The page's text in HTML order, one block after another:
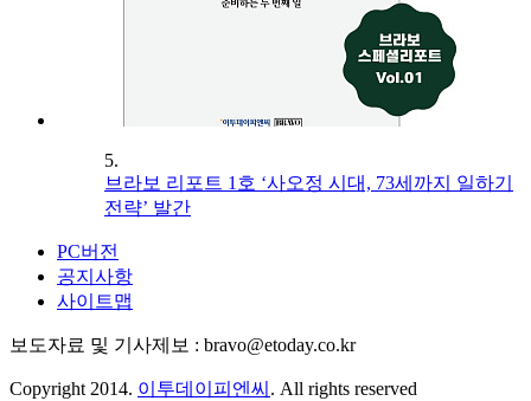
5.
브라보 리포트 1호 ‘사오정 시대, 73세까지 일하기
전략’ 발간
PC버전
공지사항
사이트맵
보도자료 및 기사제보 : bravo@etoday.co.kr
Copyright 2014. 이투데이피엔씨 . All rights reserved